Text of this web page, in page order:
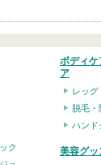
ク
ボディケ
ア
レッグ
脱毛・
ハンド
美容グッ